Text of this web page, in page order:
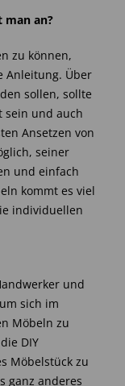
man an?
zu können,
Anleitung. Über
sollen, sollte
sein und auch
Ansetzen von
seiner
und einfach
kommt es viel
individuellen
und
sich im
Möbeln zu
DIY
Möbelstück zu
ganz anderes